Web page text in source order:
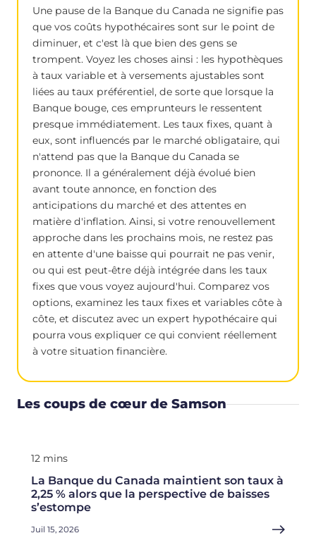
Une pause de la Banque du Canada ne signifie pas
que vos coûts hypothécaires sont sur le point de
diminuer, et c'est là que bien des gens se
trompent. Voyez les choses ainsi : les hypothèques
à taux variable et à versements ajustables sont
liées au taux préférentiel, de sorte que lorsque la
Banque bouge, ces emprunteurs le ressentent
presque immédiatement. Les taux fixes, quant à
eux, sont influencés par le marché obligataire, qui
n'attend pas que la Banque du Canada se
prononce. Il a généralement déjà évolué bien
avant toute annonce, en fonction des
anticipations du marché et des attentes en
matière d'inflation. Ainsi, si votre renouvellement
approche dans les prochains mois, ne restez pas
en attente d'une baisse qui pourrait ne pas venir,
ou qui est peut-être déjà intégrée dans les taux
fixes que vous voyez aujourd'hui. Comparez vos
options, examinez les taux fixes et variables côte à
côte, et discutez avec un expert hypothécaire qui
pourra vous expliquer ce qui convient réellement
à votre situation financière.
Les coups de cœur de Samson
12 mins
La Banque du Canada maintient son taux à
2,25 % alors que la perspective de baisses
s’estompe
Juil 15, 2026